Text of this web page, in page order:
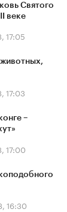
Святого
веке
17:05
17:03
–
17:00
16:30